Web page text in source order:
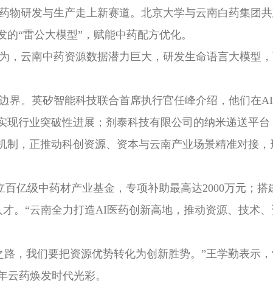
物研发与生产走上新赛道。北京大学与云南白药集团
“雷公大模型”，赋能中药配方优化。
，云南中药资源数据潜力巨大，研发生命语言大模型
界。英矽智能科技联合首席执行官任峰介绍，他们在
行业突破性进展；剂泰科技有限公司的纳米递送平
，正推动科创资源、资本与云南产业场景精准对接
亿级中药材产业基金，专项补助最高达2000万元；
。“云南全力打造AI医药创新高地，推动资源、技术
，我们要把资源优势转化为创新胜势。”王学勤表示
药焕发时代光彩。